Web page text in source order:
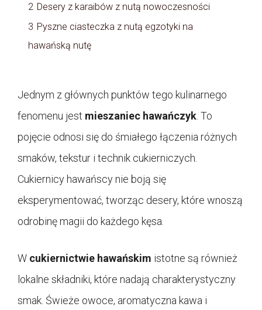
2 Desery z karaibów z nutą nowoczesności
3 Pyszne ciasteczka z nutą egzotyki na
hawańską nutę
Jednym z głównych punktów tego kulinarnego
fenomenu jest mieszaniec hawańczyk . To
pojęcie odnosi się do śmiałego łączenia różnych
smaków, tekstur i technik cukierniczych.
Cukiernicy hawańscy nie boją się
eksperymentować, tworząc desery, które wnoszą
odrobinę magii do każdego kęsa.
W cukiernictwie hawańskim istotne są również
lokalne składniki, które nadają charakterystyczny
smak. Świeże owoce, aromatyczna kawa i